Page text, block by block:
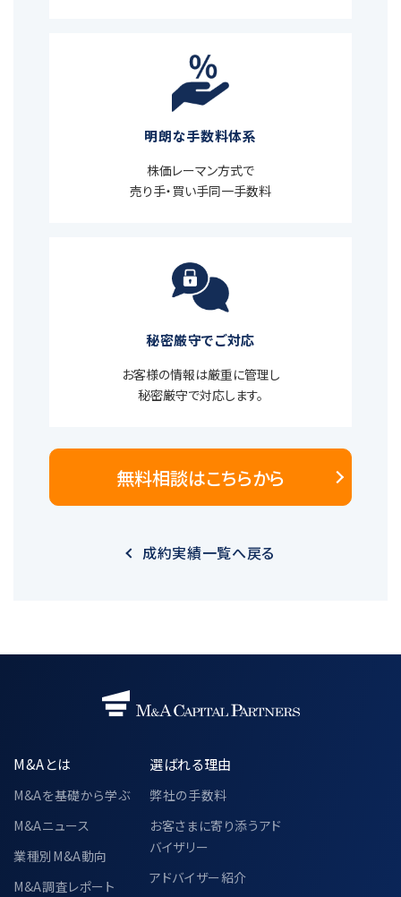
明朗な手数料体系
株価レーマン方式で
売り手・買い手同一手数料
秘密厳守でご対応
お客様の情報は厳重に管理し
秘密厳守で対応します。
無料相談はこちらから
成約実績一覧へ戻る
M&Aとは
M&Aを基礎から学ぶ
M&Aニュース
業種別M&A動向
M&A調査レポート
選ばれる理由
弊社の手数料
お客さまに寄り添うアド
バイザリー
アドバイザー紹介